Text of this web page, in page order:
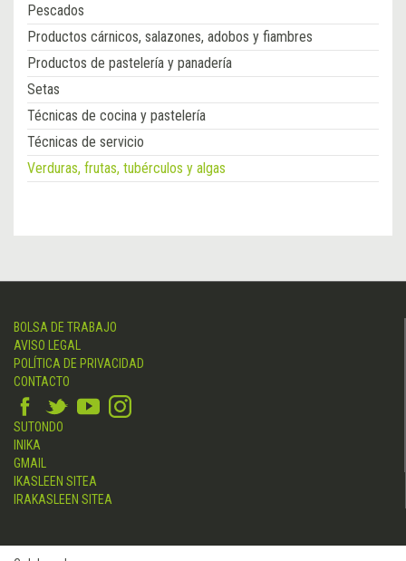
Pescados
Productos cárnicos, salazones, adobos y fiambres
Productos de pastelería y panadería
Setas
Técnicas de cocina y pastelería
Técnicas de servicio
Verduras, frutas, tubérculos y algas
BOLSA DE TRABAJO
AVISO LEGAL
POLÍTICA DE PRIVACIDAD
CONTACTO
SUTONDO
INIKA
GMAIL
IKASLEEN SITEA
IRAKASLEEN SITEA